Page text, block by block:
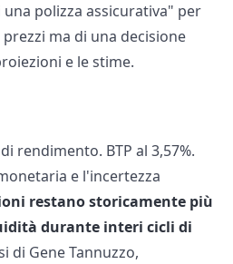
polizza assicurativa" per
ma di una decisione
e le stime.
rendimento. BTP al 3,57%.
e l'incertezza
restano storicamente più
durante interi cicli di
di Gene Tannuzzo,